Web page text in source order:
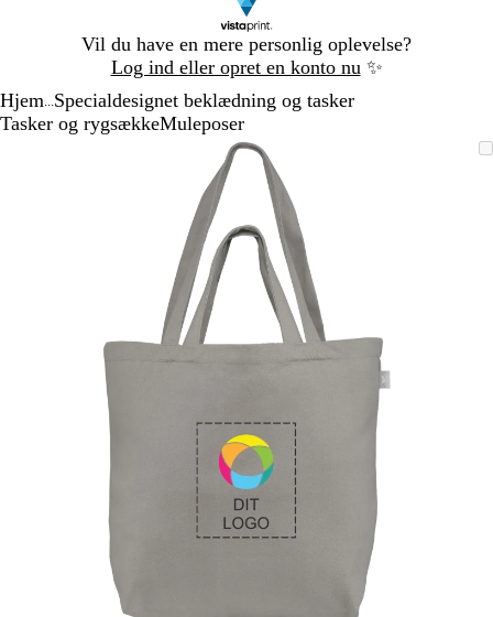
Vil du have en mere personlig oplevelse?
Log ind eller opret en konto nu ✨
1
Hjem Specialdesignet beklædning og tasker
Tasker og rygsækkeMuleposer
Zoombart
billede
Zoomet
minimum
Klik
for
udvide
Brug
tasterne
plus
minus
til
zoome
piletasterne
panorere